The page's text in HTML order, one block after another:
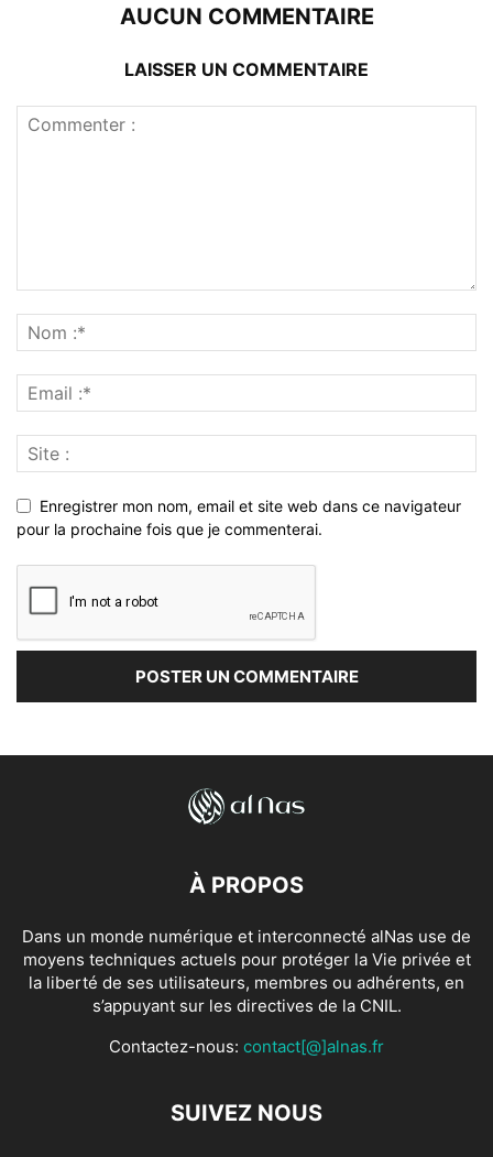
AUCUN COMMENTAIRE
LAISSER UN COMMENTAIRE
Enregistrer mon nom, email et site web dans ce navigateur
pour la prochaine fois que je commenterai.
À PROPOS
Dans un monde numérique et interconnecté alNas use de
moyens techniques actuels pour protéger la Vie privée et
la liberté de ses utilisateurs, membres ou adhérents, en
s’appuyant sur les directives de la CNIL.
Contactez-nous: contact[@]alnas.fr
SUIVEZ NOUS